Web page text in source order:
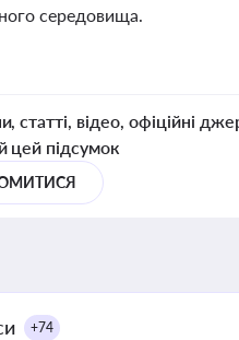
середовища.
відео, офіційні
цей підсумок
+74